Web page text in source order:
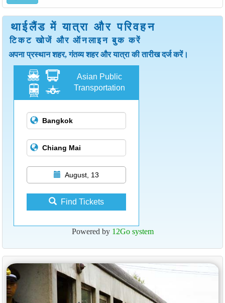
थाईलैंड में यात्रा और परिवहन
टिकट खोजें और ऑनलाइन बुक करें
अपना प्रस्थान शहर, गंतव्य शहर और यात्रा की तारीख दर्ज करें।
Asian Public
Transportation
August, 13
Find Tickets
Powered by 12Go system